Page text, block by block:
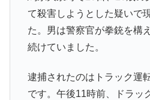
て殺害しようとした疑いで
た。男は警察官が拳銃を構
続けていました。
逮捕されたのはトラック運
です。午後11時前、ドラッ